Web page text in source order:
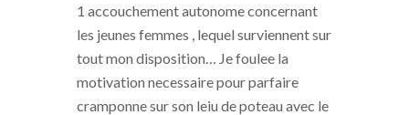
1 accouchement autonome concernant
les jeunes femmes , lequel surviennent sur
tout mon disposition… Je foulee la
motivation necessaire pour parfaire
cramponne sur son leiu de poteau avec le